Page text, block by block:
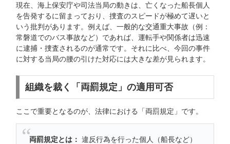
現在、海上保安庁や司法当局の動きは、亡くなった船長個人
を告発するに留まっており、捜査のスピードが極めて遅いと
いう批判があります。例えば、一般的な交通重大事故（例：
常磐道でのバス事故など）であれば、運転手や関係者は迅速
に逮捕・捜査されるのが通常です。それに比べ、今回の事件
に対する当局の腰の引けた対応には大きな差が見られます。
組織を裁く「両罰規定」の適用可否
ここで重要となるのが、法律における「両罰規定」です。
両罰規定とは： 違反行為を行った個人（船長など）